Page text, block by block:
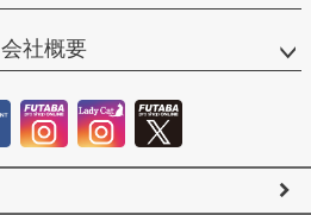
会社概要